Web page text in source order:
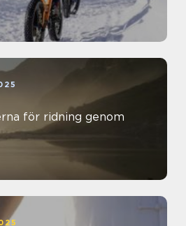
för ridning genom